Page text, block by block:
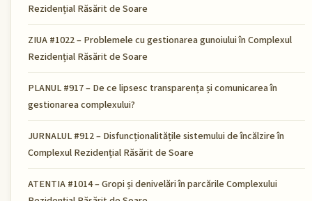
Rezidențial Răsărit de Soare
ZIUA #1022 – Problemele cu gestionarea gunoiului în Complexul
Rezidențial Răsărit de Soare
PLANUL #917 – De ce lipsesc transparența și comunicarea în
gestionarea complexului?
JURNALUL #912 – Disfuncționalitățile sistemului de încălzire în
Complexul Rezidențial Răsărit de Soare
ATENTIA #1014 – Gropi și denivelări în parcările Complexului